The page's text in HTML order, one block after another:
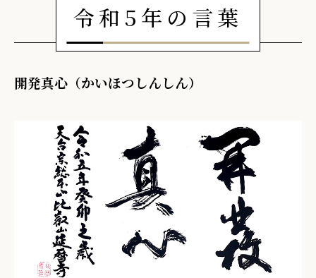
令和5年の言葉
開発真心（かいほつしんしん）